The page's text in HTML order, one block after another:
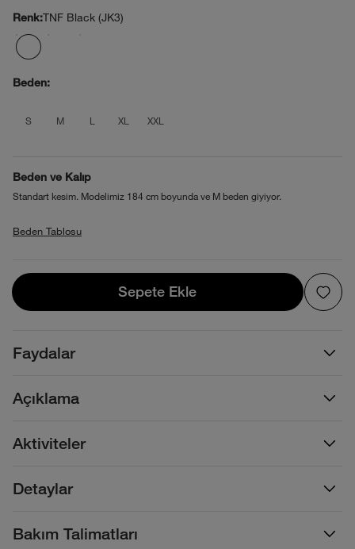
Renk:TNF Black (JK3)
Beden:
S M L XL XXL
Beden ve Kalıp
Standart kesim. Modelimiz 184 cm boyunda ve M beden giyiyor.
Beden Tablosu
Sepete Ekle
Sepete Ekle
Açıklama
Detaylar
Aktiviteler
Bakım Talimatları
Faydalar